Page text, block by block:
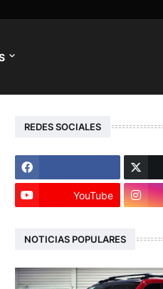
REDES SOCIALES
YouTube
NOTICIAS POPULARES